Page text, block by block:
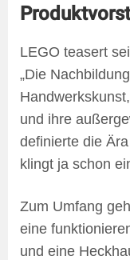
LEGO teasert
„Die
und ihre
definierte die
klingt ja schon
Zum Umfang
eine
und eine